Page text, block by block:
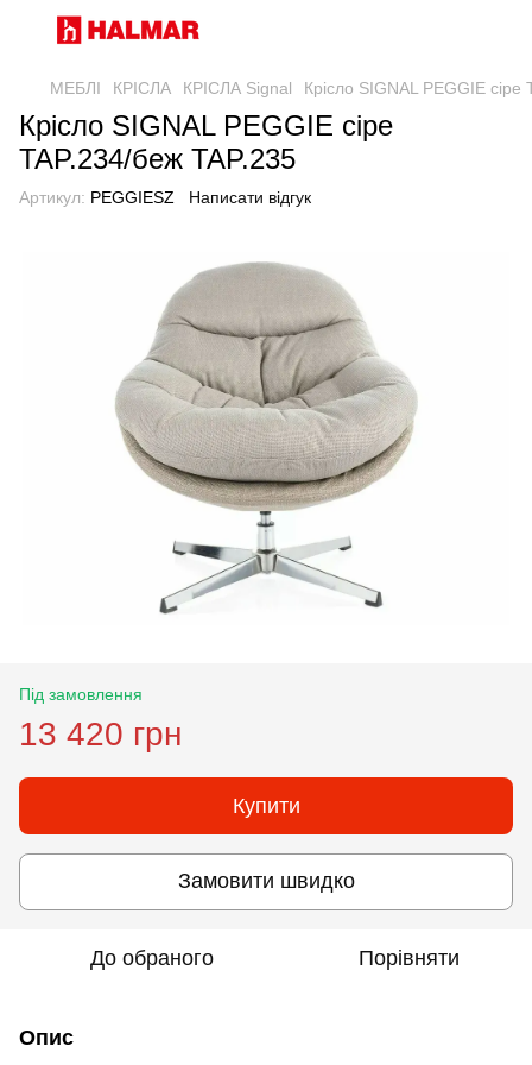
МЕБЛІ КРІСЛА КРІСЛА Signal Крісло SIGNAL PEGGIE
Крісло SIGNAL PEGGIE сіре
TAP.234/беж TAP.235
Артикул: PEGGIESZ Написати відгук
Під замовлення
13 420 грн
Купити
Замовити швидко
До обраного Порівняти
Опис